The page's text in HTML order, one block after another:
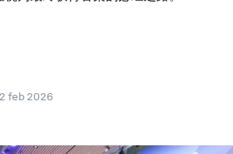
feb 2026